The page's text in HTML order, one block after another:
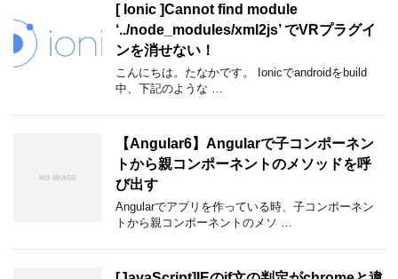
[ Ionic ]Cannot find module
‘../node_modules/xml2js’ でVRプラグイ
ンを消せない！
こんにちは。たなかです。 Ionicでandroidをbuild
中、下記のような …
【Angular6】Angularで子コンポーネン
トから親コンポーネントのメソッドを呼
び出す
Angularでアプリを作っている時、子コンポーネン
トから親コンポーネントのメソ …